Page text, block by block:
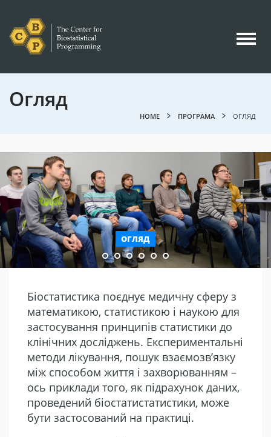
Огляд
HOME ПРОГРАМА ОГЛЯД
ОГЛЯД
Біостатистика поєднує медичну сферу з
математикою, статистикою і наукою для
застосування принципів статистики до
клінічних досліджень. Експериментальні
методи лікування, пошук взаємозв’язку
між способом життя і захворюванням –
ось приклади того, як підрахунок даних,
проведений біостатистатистики, може
бути застосований на практиці.